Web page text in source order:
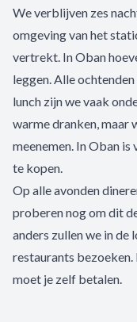
We verblijven zes
omgeving van het
vertrekt. In Oban
leggen. Alle
lunch zijn we vaak
warme dranken, maar
meenemen. In Oban is
te kopen.
Op alle avonden
proberen nog om dit
anders zullen we in de
restaurants bezoeken.
moet je zelf betalen.